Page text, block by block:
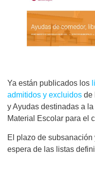
Ya están publicados los
admitidos y excluidos de
y Ayudas destinadas a
Material Escolar para el
El plazo de
espera de las listas